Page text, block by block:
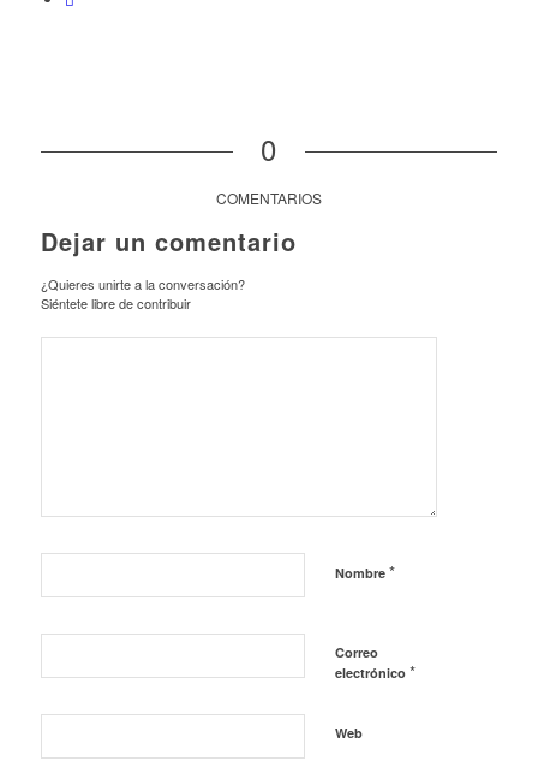
0
COMENTARIOS
Dejar un comentario
¿Quieres unirte a la conversación?
Siéntete libre de contribuir
Nombre *
Correo
electrónico *
Web